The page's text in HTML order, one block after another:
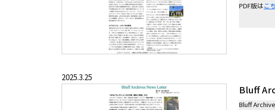
PDF版はこ
2025.3.25
Bluff
Bluff